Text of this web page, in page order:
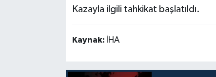
Kazayla ilgili tahkikat başlatıldı.
Kaynak: İHA